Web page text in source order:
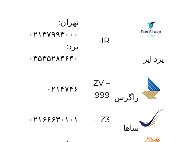
یزد ایر
IR-
تهران:
۰۲۱۳۷۹۹۳۰۰۰
یزد:
۰۳۵۳۵۲۸۴۶۴۰
زاگرس
ZV –
999
۰۲۱۴۷۴۶
ساها
Z3 – ۰۲۱۶۶۶۳۰۱۰۱